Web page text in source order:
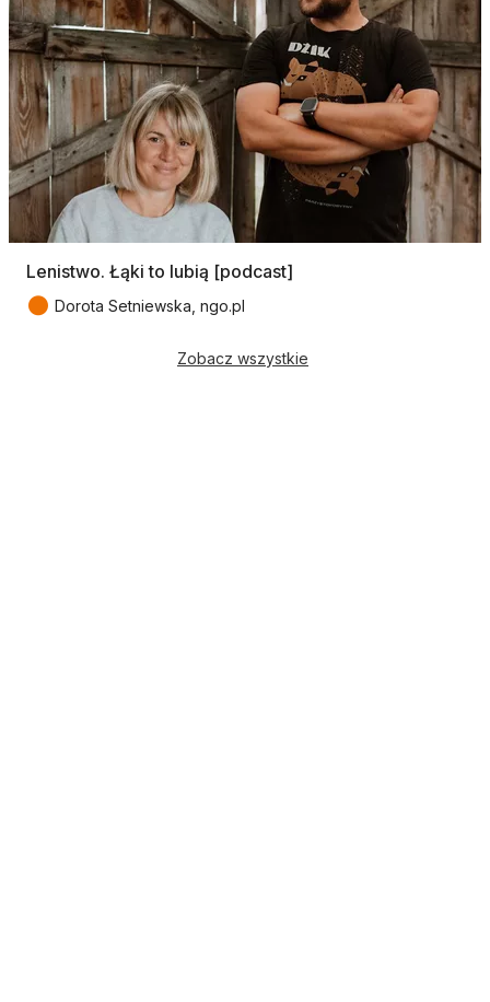
Lenistwo. Łąki to lubią [podcast]
● Dorota Setniewska, ngo.pl
Zobacz wszystkie